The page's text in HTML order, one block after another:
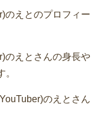
のえとのプロフィー
のえとさんの身長や
のえとさん